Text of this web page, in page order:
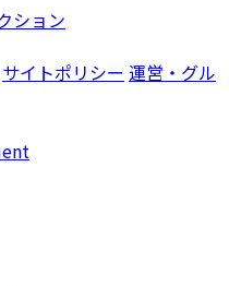
ション
サイトポリシー 運営・グル